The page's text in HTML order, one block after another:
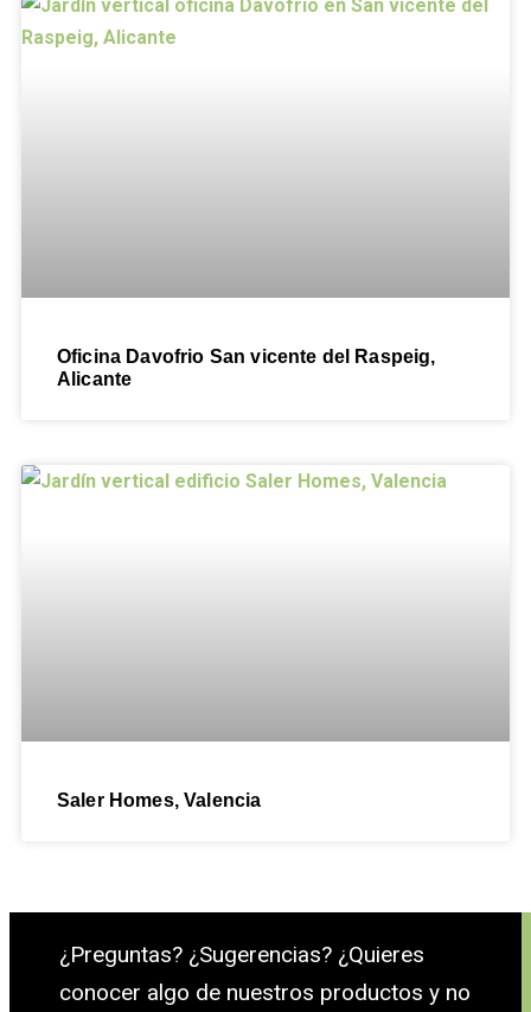
Oficina Davofrio San vicente del Raspeig,
Alicante
Saler Homes, Valencia
¿Preguntas? ¿Sugerencias? ¿Quieres
conocer algo de nuestros productos y no